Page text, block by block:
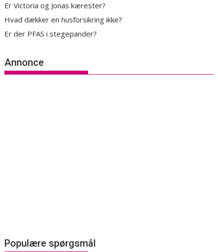
Er Victoria og Jonas kærester?
Hvad dækker en husforsikring ikke?
Er der PFAS i stegepander?
Annonce
Populære spørgsmål